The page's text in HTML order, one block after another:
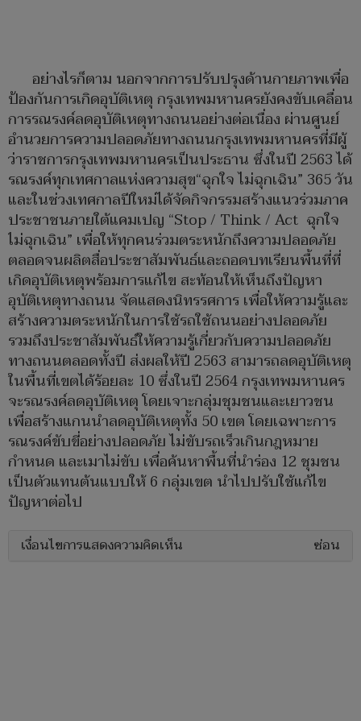
อย่างไรก็ตาม นอกจากการปรับปรุงด้านกายภาพเพื่อ
ป้องกันการเกิดอุบัติเหตุ กรุงเทพมหานครยังคงขับเคลื่อน
การรณรงค์ลดอุบัติเหตุทางถนนอย่างต่อเนื่อง ผ่านศูนย์
อำนวยการความปลอดภัยทางถนนกรุงเทพมหานครที่มีผู้
ว่าราชการกรุงเทพมหานครเป็นประธาน ซึ่งในปี 2563 ได้
รณรงค์ทุกเทศกาลแห่งความสุข“ฉุกใจ ไม่ฉุกเฉิน” 365 วัน
และในช่วงเทศกาลปีใหม่ได้จัดกิจกรรมสร้างแนวร่วมภาค
ประชาชนภายใต้แคมเปญ “Stop / Think / Act ฉุกใจ
ไม่ฉุกเฉิน” เพื่อให้ทุกคนร่วมตระหนักถึงความปลอดภัย
ตลอดจนผลิตสื่อประชาสัมพันธ์และถอดบทเรียนพื้นที่ที่
เกิดอุบัติเหตุพร้อมการแก้ไข สะท้อนให้เห็นถึงปัญหา
อุบัติเหตุทางถนน จัดแสดงนิทรรศการ เพื่อให้ความรู้และ
สร้างความตระหนักในการใช้รถใช้ถนนอย่างปลอดภัย
รวมถึงประชาสัมพันธ์ให้ความรู้เกี่ยวกับความปลอดภัย
ทางถนนตลอดทั้งปี ส่งผลให้ปี 2563 สามารถลดอุบัติเหตุ
ในพื้นที่เขตได้ร้อยละ 10 ซึ่งในปี 2564 กรุงเทพมหานคร
จะรณรงค์ลดอุบัติเหตุ โดยเจาะกลุ่มชุมชนและเยาวชน
เพื่อสร้างแกนนำลดอุบัติเหตุทั้ง 50 เขต โดยเฉพาะการ
รณรงค์ขับขี่อย่างปลอดภัย ไม่ขับรถเร็วเกินกฎหมาย
กำหนด และเมาไม่ขับ เพื่อค้นหาพื้นที่นำร่อง 12 ชุมชน
เป็นตัวแทนต้นแบบให้ 6 กลุ่มเขต นำไปปรับใช้แก้ไข
ปัญหาต่อไป
เงื่อนไขการแสดงความคิดเห็น ซ่อน